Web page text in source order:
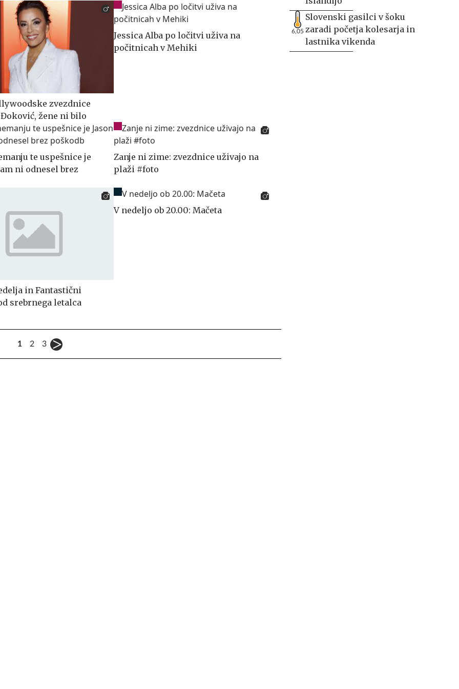
zvezdnice
žene ni bilo
Jessica Alba po ločitvi uživa na
počitnicah v Mehiki
te uspešnice je
ni odnesel brez
Zanje ni zime: zvezdnice uživajo na
plaži #foto
in Fantastični
srebrnega letalca
V nedeljo ob 20.00: Mačeta
1 2 3
6,05
Slovenski gasilci v šoku
zaradi početja kolesarja in
lastnika vikenda